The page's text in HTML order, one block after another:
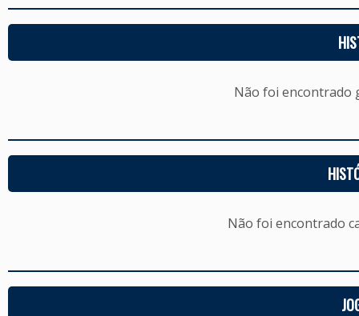
Não foi encontrado
Não foi encontrado